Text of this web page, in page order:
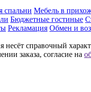
спальни Мебель в
Бюджетные гостиные
Рекламация Обмен и
справочный
заказа, согласие на